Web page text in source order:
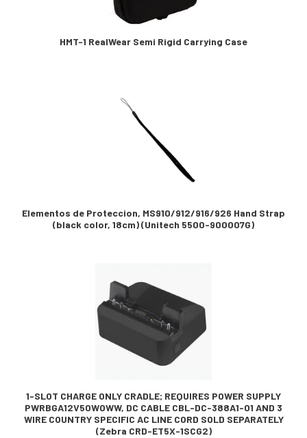
HMT-1 RealWear Semi Rigid Carrying Case
Elementos de Proteccion, MS910/912/916/926 Hand Strap
(black color, 18cm) (Unitech 5500-900007G)
1-SLOT CHARGE ONLY CRADLE; REQUIRES POWER SUPPLY
PWRBGA12V50W0WW, DC CABLE CBL-DC-388A1-01 AND 3
WIRE COUNTRY SPECIFIC AC LINE CORD SOLD SEPARATELY
(Zebra CRD-ET5X-1SCG2)